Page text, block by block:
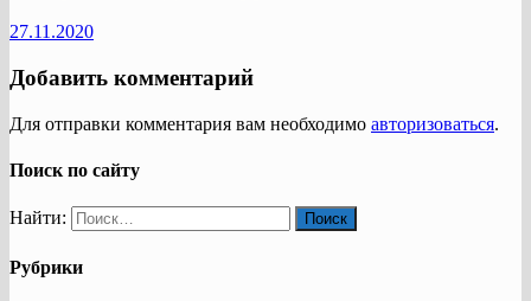
27.11.2020
Добавить комментарий
Для отправки комментария вам необходимо авторизоваться.
Поиск по сайту
Найти:
Рубрики